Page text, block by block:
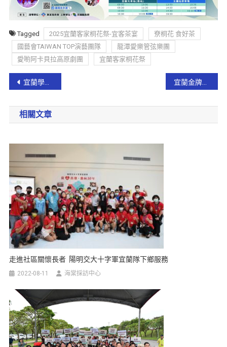
Tagged 2025宜蘭客家桐花祭-宜客茶宴
尞桐花 食好茶
國藝會TAIWAN TOP演藝團隊
龍潭愛樂管弦樂團
愛喲阿卡貝拉高原劇團
宜蘭客家桐花祭
宜蘭學子創意閃耀 展現多元科學研究成果 宜蘭金牌農村齊聚綠博 ～ 農村新風采等你來探索
相關文章
走進社區關懷長者 陽明交大十字軍宜蘭隊下鄉服務
2022-08-11 海棠採訪中心